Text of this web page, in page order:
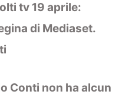
tv 19 aprile:
di Mediaset.
Conti non ha alcun